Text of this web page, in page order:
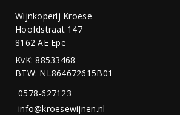
Wijnkoperij Kroese
Hoofdstraat 147
8162 AE Epe
KvK: 88533468
BTW: NL864672615B01
0578-627123
info@kroesewijnen.nl